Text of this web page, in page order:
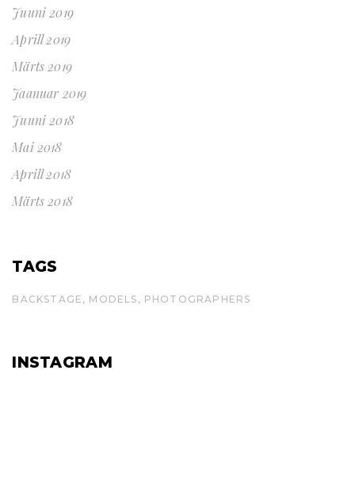
Juuni 2019
Aprill 2019
Märts 2019
Jaanuar 2019
Juuni 2018
Mai 2018
Aprill 2018
Märts 2018
TAGS
BACKSTAGE MODELS PHOTOGRAPHERS
INSTAGRAM